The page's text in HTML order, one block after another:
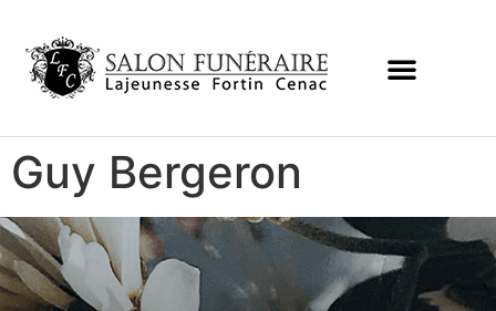
Guy Bergeron